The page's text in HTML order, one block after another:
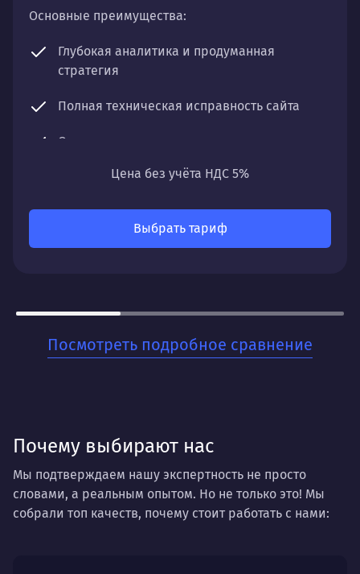
Основные преимущества:
Глубокая аналитика и продуманная
стратегия
Полная техническая исправность сайта
Оптимизация контента и структуры
Регулярный мониторинг и чистка профиля
Что получите:
Постепенный, но уверенный рост органического
трафика, улучшение позиций по ключевым
Для бизнесов, которые ценят стабильность и
хотят заложить прочный фундамент для своего
Цена без учёта НДС 5%
Выбрать тариф
Посмотреть подробное сравнение
Почему выбирают нас
Мы подтверждаем нашу экспертность не просто
словами, а реальным опытом. Но не только это! Мы
собрали топ качеств, почему стоит работать с нами: